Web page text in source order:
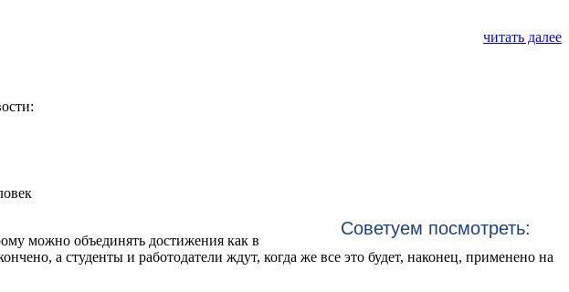
читать далее
Советуем посмотреть:
можно объединять достижения как в
а студенты и работодатели ждут, когда же все это будет, наконец, применено на